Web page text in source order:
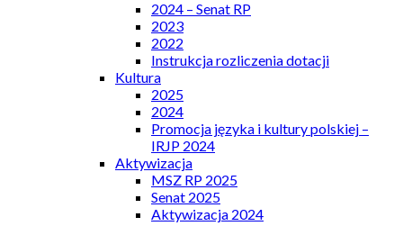
2024 – Senat RP
2023
2022
Instrukcja rozliczenia dotacji
Kultura
2025
2024
Promocja języka i kultury polskiej –
IRJP 2024
Aktywizacja
MSZ RP 2025
Senat 2025
Aktywizacja 2024